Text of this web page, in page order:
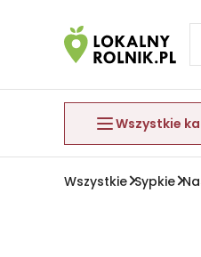
Wszystkie
Aby wyjść z menu,
Wszystkie Sypkie